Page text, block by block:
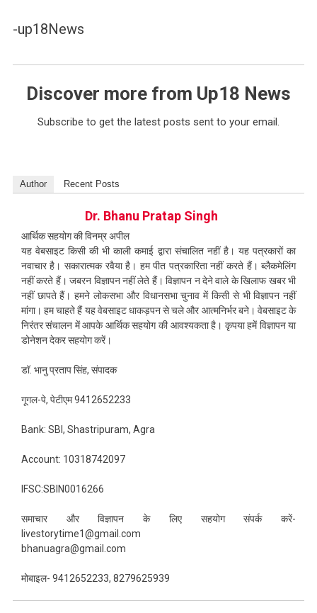
-up18News
Discover more from Up18 News
Subscribe to get the latest posts sent to your email.
Author Recent Posts
Dr. Bhanu Pratap Singh
आर्थिक सहयोग की विनम्र अपील
यह वेबसाइट किसी की भी काली कमाई द्वारा संचालित नहीं है। यह पत्रकारों का
नवाचार है। सकारात्मक रवैया है। हम पीत पत्रकारिता नहीं करते हैं। ब्लैकमेलिंग
नहीं करते हैं। जबरन विज्ञापन नहीं लेते हैं। विज्ञापन न देने वाले के खिलाफ खबर भी
नहीं छापते हैं। हमने लोकसभा और विधानसभा चुनाव में किसी से भी विज्ञापन नहीं
मांगा। हम चाहते हैं यह वेबसाइट धाकड़पन से चले और आत्मनिर्भर बने। वेबसाइट के
निरंतर संचालन में आपके आर्थिक सहयोग की आवश्यकता है। कृपया हमें विज्ञापन या
डोनेशन देकर सहयोग करें।
डॉ. भानु प्रताप सिंह, संपादक
गूगल-पे, पेटीएम 9412652233
Bank: SBI, Shastripuram, Agra
Account: 10318742097
IFSC:SBIN0016266
समाचार और विज्ञापन के लिए सहयोग संपर्क करें-
livestorytime1@gmail.com
bhanuagra@gmail.com
मोबाइल- 9412652233, 8279625939